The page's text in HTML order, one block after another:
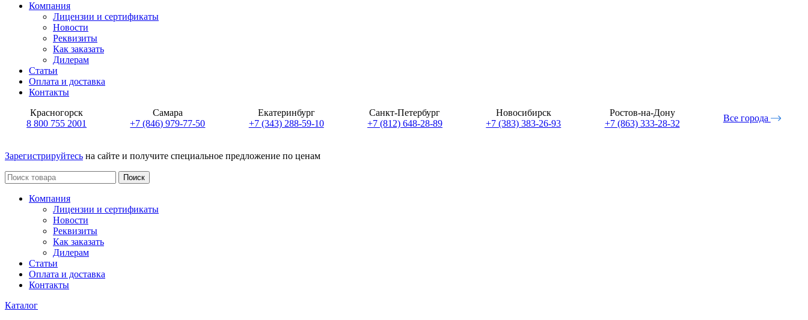
Компания
Лицензии и сертификаты
Новости
Реквизиты
Как заказать
Дилерам
Статьи
Оплата и доставка
Контакты
Красногорск
8 800 755 2001
Самара
+7 (846) 979-77-50
Екатеринбург
+7 (343) 288-59-10
Санкт-Петербург
+7 (812) 648-28-89
Новосибирск
+7 (383) 383-26-93
Ростов-на-Дону
+7 (863) 333-28-32
Все города
Зарегистрируйтесь на сайте и получите специальное предложение по ценам
Поиск
Компания
Лицензии и сертификаты
Новости
Реквизиты
Как заказать
Дилерам
Статьи
Оплата и доставка
Контакты
Каталог